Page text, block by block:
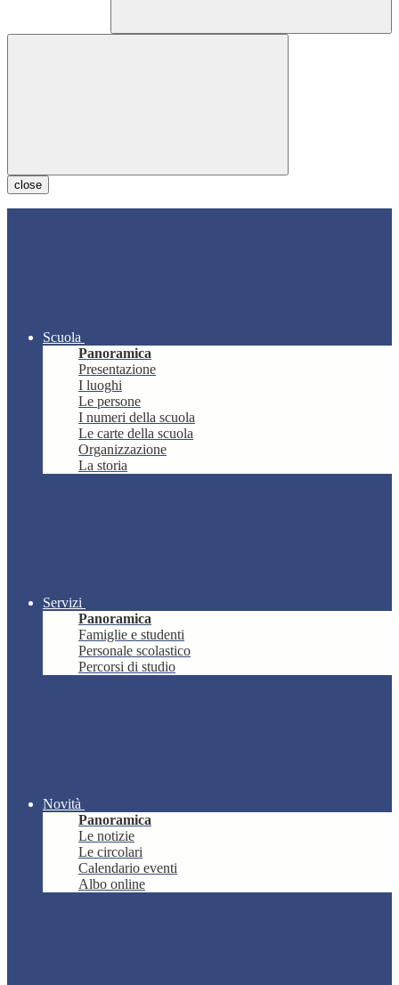
close
Scuola
Panoramica
Presentazione
I luoghi
Le persone
I numeri della scuola
Le carte della scuola
Organizzazione
La storia
Servizi
Panoramica
Famiglie e studenti
Personale scolastico
Percorsi di studio
Novità
Panoramica
Le notizie
Le circolari
Calendario eventi
Albo online